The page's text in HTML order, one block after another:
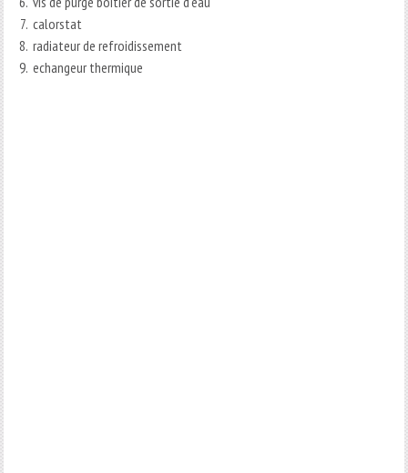
calorstat
radiateur de refroidissement
echangeur thermique